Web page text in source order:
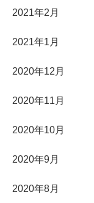
2021年2月
2021年1月
2020年12月
2020年11月
2020年10月
2020年9月
2020年8月